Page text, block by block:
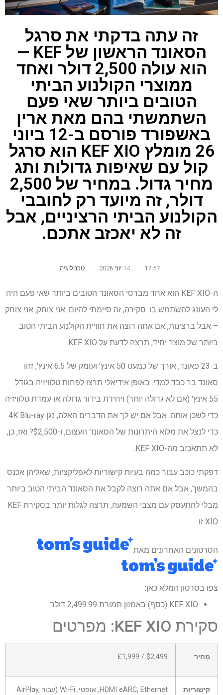
זה עתה בדקתי את סרגל
הסאונד הראשון של KEF —
הוא עולה 2,500 דולר ואחד
ממוצרי הקולנוע הביתי
הטובים ביותר שאי פעם
השתמשתי בהם מאת ארין
באשפורד פורסם ב-12 ביוני
26 מומלץ KEF XIO הוא סרגל
קול עם שאיפות גדולות ותג
מחיר גדול. במחיר של 2,500
דולר, זה מיועד רק לחובבי
הקולנוע הביתי הרציניים, אבל
זה לא יאכזב אתכם.
17:57 14 יוני 2026 טכנולוגיה
ה-KEF XIO הוא אחד מברסי הסאונד הטובים ביותר שאי פעם היה
לי העונג להשתמש בו. סקירה, זה סיימתי להיום. אני צוחק, אני צוחק
– אבל ברצינות, אם אתה רוצה את חוויית הקולנוע הביתי הטוב
ביותר של מוצר יחיד, תרצה לדעת על KEF XIO.
ב-23 פאונד, אורך של כמעט 50 אינץ' ועומק של 6.5 אינץ', זהו
סאונד בר כבד למדי. באופן אידיאלי תרצו לפחות טלוויזיה בגודל
55 אינץ' (אם לא גדולה יותר) ויחידת בידור גדולה או עמדת טלוויזיה
כדי לשכן אותה. אבל אם יש לך את הדברים האלה, נגן 4K Blu-ray
כדי לנצל את מלוא היתרונות של הסאונד העצום, ו-$2,500? ואז, כן,
לא תתאכזב מה-KEF XIO.
דפקתי כוכב עבור כמה בעיות קישוריות לאפליקציות, שאליהן אכנס
בהמשך, אבל אם אתה רוצה לקבל את הסאונד הביתי הטוב ביותר
מבלי להתעסק עם מצבי השמעה, תרצה לגלות יותר בסקירת KEF
XIO זו.
הסרטונים האחרונים מאת
צפו בסרטון המלא כאן:
KEF XIO (כסף) באמזון תמורת 2,499.99 דולר
סקירת KEF XIO: מפרטים
מְחִיר $2,499 / £1,999
קישוריות
HDMI eARC, Ethernet, אופטי, Wi-Fi (עבור AirPlay,